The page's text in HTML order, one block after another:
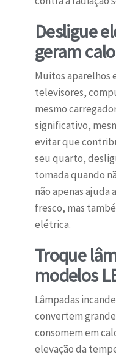
Desligue
geram
Muitos aparelhos
televisores,
mesmo
significativo,
evitar que
seu quarto,
tomada quando
não apenas ajuda
fresco, mas
elétrica.
Troque
modelos
Lâmpadas
convertem
consomem em
elevação da